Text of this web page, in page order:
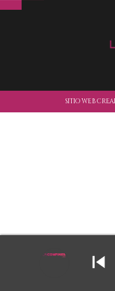
SITIO WEB